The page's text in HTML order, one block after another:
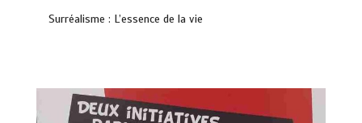
Surréalisme : L’essence de la vie